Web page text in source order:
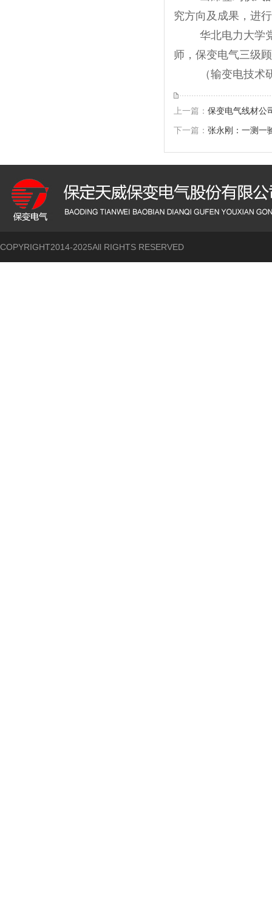
究方向及成果，进
华北电力大学
师，保变电气三级
（输变电技术
上一篇： 保变电气线材公
下一篇： 张永刚：一测一
COPYRIGHT2014-2025All RIGHTS RESERVED